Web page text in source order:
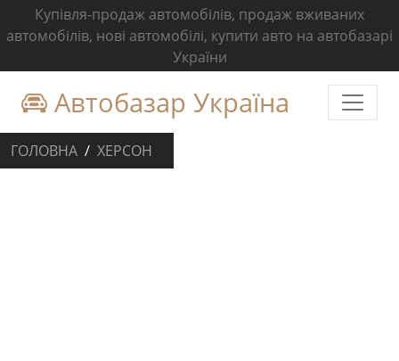
Купівля-продаж автомобілів, продаж вживаних
автомобілів, нові автомобілі, купити авто на автобазарі
України
Автобазар Україна
ГОЛОВНА ХЕРСОН